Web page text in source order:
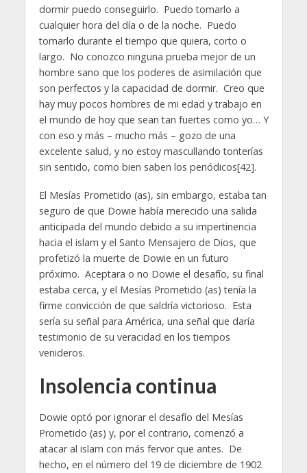
dormir puedo conseguirlo. Puedo tomarlo a
cualquier hora del día o de la noche. Puedo
tomarlo durante el tiempo que quiera, corto o
largo. No conozco ninguna prueba mejor de un
hombre sano que los poderes de asimilación que
son perfectos y la capacidad de dormir. Creo que
hay muy pocos hombres de mi edad y trabajo en
el mundo de hoy que sean tan fuertes como yo… Y
con eso y más – mucho más – gozo de una
excelente salud, y no estoy mascullando tonterías
sin sentido, como bien saben los periódicos[42].
El Mesías Prometido (as), sin embargo, estaba tan
seguro de que Dowie había merecido una salida
anticipada del mundo debido a su impertinencia
hacia el islam y el Santo Mensajero de Dios, que
profetizó la muerte de Dowie en un futuro
próximo. Aceptara o no Dowie el desafío, su final
estaba cerca, y el Mesías Prometido (as) tenía la
firme convicción de que saldría victorioso. Esta
sería su señal para América, una señal que daría
testimonio de su veracidad en los tiempos
venideros.
Insolencia continua
Dowie optó por ignorar el desafío del Mesías
Prometido (as) y, por el contrario, comenzó a
atacar al islam con más fervor que antes. De
hecho, en el número del 19 de diciembre de 1902